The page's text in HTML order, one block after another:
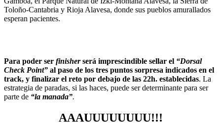
Toloño-Cantabria y Rioja Alavesa, donde sus pueblos amurallados
esperan pacientes.
Para poder ser finisherserá imprescindible sellar el “Dorsal
Check Point” al paso de los tres puntos sorpresa indicados en el
track, y finalizar el reto por debajo de las 22h. establecidas. La
estrategia de paradas, si las haces, puede ser determinante para ser
parte de “la manada”.
AAAUUUUUUUU!!!